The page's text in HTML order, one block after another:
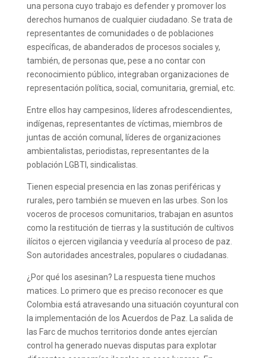
una persona cuyo trabajo es defender y promover los
derechos humanos de cualquier ciudadano. Se trata de
representantes de comunidades o de poblaciones
específicas, de abanderados de procesos sociales y,
también, de personas que, pese a no contar con
reconocimiento público, integraban organizaciones de
representación política, social, comunitaria, gremial, etc.
Entre ellos hay campesinos, líderes afrodescendientes,
indígenas, representantes de víctimas, miembros de
juntas de acción comunal, líderes de organizaciones
ambientalistas, periodistas, representantes de la
población LGBTI, sindicalistas.
Tienen especial presencia en las zonas periféricas y
rurales, pero también se mueven en las urbes. Son los
voceros de procesos comunitarios, trabajan en asuntos
como la restitución de tierras y la sustitución de cultivos
ilícitos o ejercen vigilancia y veeduría al proceso de paz.
Son autoridades ancestrales, populares o ciudadanas.
¿Por qué los asesinan? La respuesta tiene muchos
matices. Lo primero que es preciso reconocer es que
Colombia está atravesando una situación coyuntural con
la implementación de los Acuerdos de Paz. La salida de
las Farc de muchos territorios donde antes ejercían
control ha generado nuevas disputas para explotar